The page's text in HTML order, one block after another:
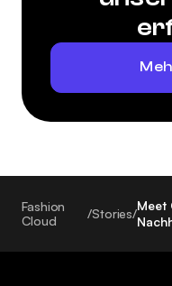
Fashion
Cloud
/Stories/
Meet